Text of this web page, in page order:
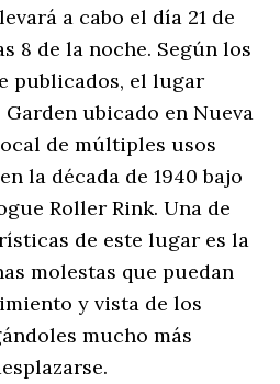
a cabo el día 21 de
8 de la noche. Según los
publicados, el lugar
ubicado en Nueva
de múltiples usos
la década de 1940 bajo
Roller Rink. Una de
de este lugar es la
molestas que puedan
y vista de los
mucho más